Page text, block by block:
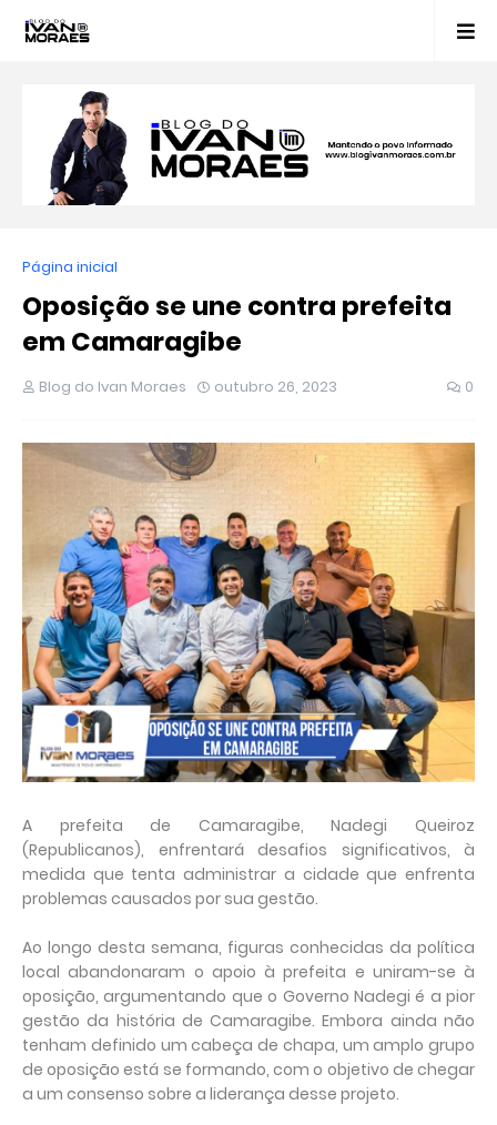
Página inicial
Oposição se une contra prefeita
em Camaragibe
Blog do Ivan Moraes outubro 26, 2023 0
A prefeita de Camaragibe, Nadegi Queiroz
(Republicanos), enfrentará desafios significativos, à
medida que tenta administrar a cidade que enfrenta
problemas causados por sua gestão.
Ao longo desta semana, figuras conhecidas da política
local abandonaram o apoio à prefeita e uniram-se à
oposição, argumentando que o Governo Nadegi é a pior
gestão da história de Camaragibe. Embora ainda não
tenham definido um cabeça de chapa, um amplo grupo
de oposição está se formando, com o objetivo de chegar
a um consenso sobre a liderança desse projeto.